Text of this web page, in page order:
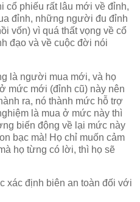
cổ phiếu rất lâu mới về đỉnh,
đỉnh, những người đu đỉnh
vốn) vì quá thất vọng về cổ
đạo và về cuộc đời nói
là người mua mới, và họ
mức mới (đỉnh cũ) này nên
ra, nó thành mức hỗ trợ
là mua ở mức này thì
biến động về lại mức này
bạc mà! Họ chỉ muốn cảm
họ từng có lời, thì họ sẽ
xác định biên an toàn đối với